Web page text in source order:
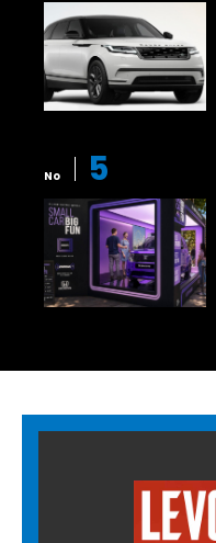
No 5